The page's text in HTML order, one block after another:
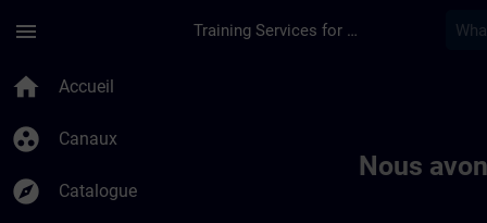
menu Training Services for Digital Industries
home Accueil
group_work Canaux
explore Catalogue
Nous